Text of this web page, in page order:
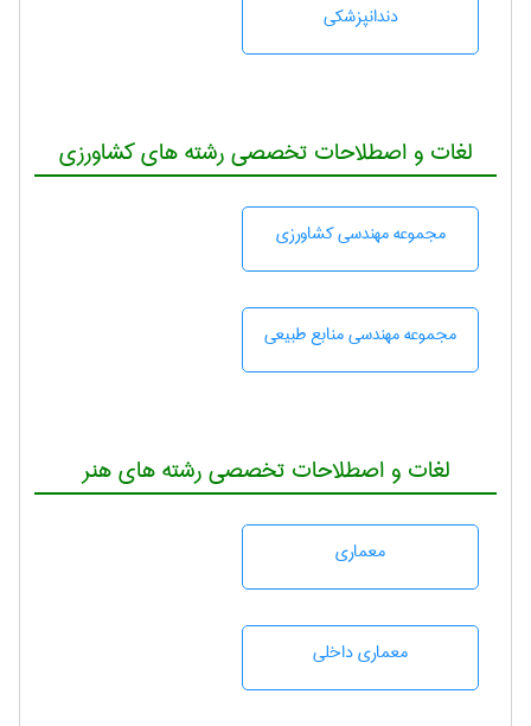
دندانپزشكی
لغات و اصطلاحات تخصصی رشته های کشاورزی
مجموعه مهندسی كشاورزی
مجموعه مهندسی منابع طبيعی
لغات و اصطلاحات تخصصی رشته های هنر
معماری
معماری داخلی